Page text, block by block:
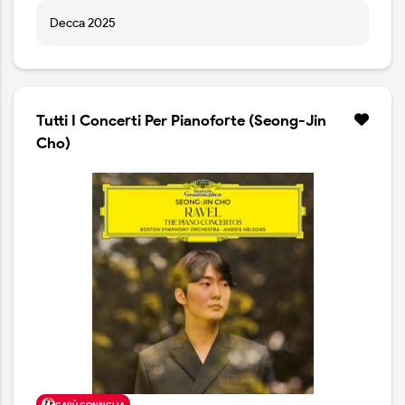
Decca 2025
Tutti I Concerti Per Pianoforte (Seong-Jin
Cho)